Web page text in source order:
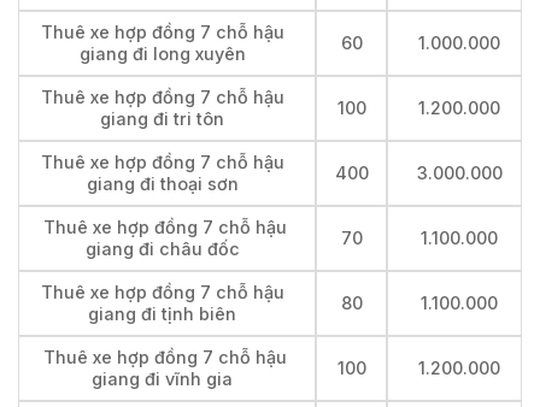
Thuê xe hợp đồng 7 chỗ hậu
giang đi long xuyên
60 1.000.000
Thuê xe hợp đồng 7 chỗ hậu
giang đi tri tôn
100 1.200.000
Thuê xe hợp đồng 7 chỗ hậu
giang đi thoại sơn
400 3.000.000
Thuê xe hợp đồng 7 chỗ hậu
giang đi châu đốc
70 1.100.000
Thuê xe hợp đồng 7 chỗ hậu
giang đi tịnh biên
80 1.100.000
Thuê xe hợp đồng 7 chỗ hậu
giang đi vĩnh gia
100 1.200.000